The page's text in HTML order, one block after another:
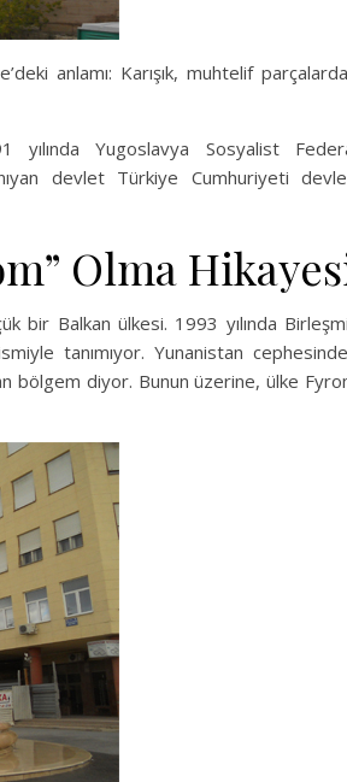
anlamı: Karışık, muhtelif
yılında Yugoslavya Sosyalist
devlet Türkiye Cumhuriyeti
Olma
bir Balkan ülkesi. 1993 yılında
tanımıyor. Yunanistan
bölgem diyor. Bunun üzerine, ülke